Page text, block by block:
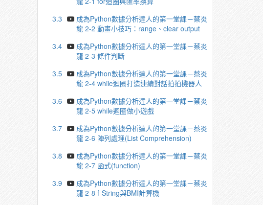
3.3
成為Python數據分析達人的第一堂課－蔡炎
龍 2-2 動畫小技巧：range、clear output
3.4
成為Python數據分析達人的第一堂課－蔡炎
龍 2-3 條件判斷
3.5
成為Python數據分析達人的第一堂課－蔡炎
龍 2-4 while迴圈打造連續對話拍拍機器人
3.6
成為Python數據分析達人的第一堂課－蔡炎
龍 2-5 while迴圈做小遊戲
3.7
成為Python數據分析達人的第一堂課－蔡炎
龍 2-6 陣列處理(List Comprehension)
3.8
成為Python數據分析達人的第一堂課－蔡炎
龍 2-7 函式(function)
3.9
成為Python數據分析達人的第一堂課－蔡炎
龍 2-8 f-String與BMI計算機